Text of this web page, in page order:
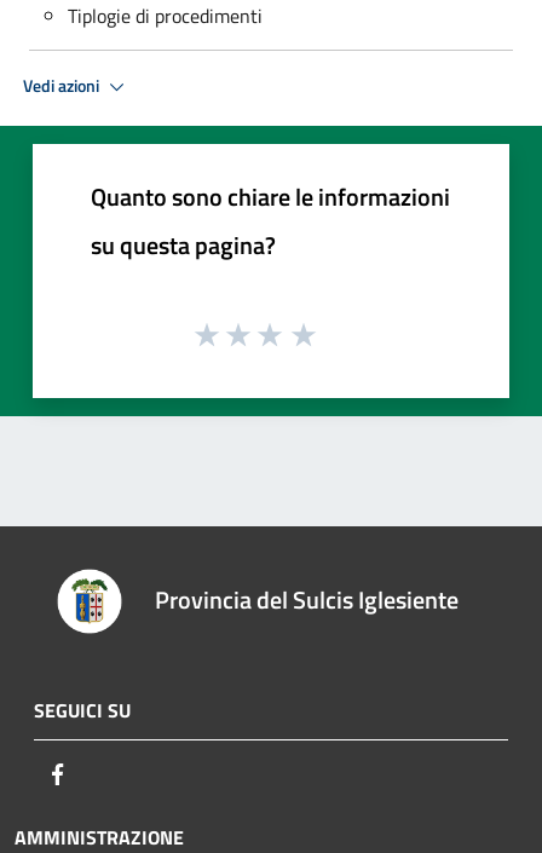
Tiplogie di procedimenti
Vedi azioni
Quanto sono chiare le informazioni
su questa pagina?
Provincia del Sulcis Iglesiente
SEGUICI SU
AMMINISTRAZIONE